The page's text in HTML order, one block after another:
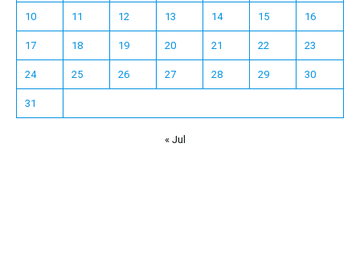
10 11 12 13 14 15 16
17 18 19 20 21 22 23
24 25 26 27 28 29 30
31
« Jul